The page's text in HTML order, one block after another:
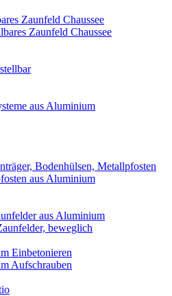
Zaunfeld Chaussee
Zaunfeld Chaussee
aus Aluminium
Bodenhülsen, Metallpfosten
aus Aluminium
aus Aluminium
beweglich
Einbetonieren
Aufschrauben